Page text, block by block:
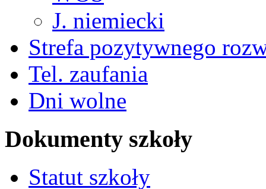
J. niemiecki
Strefa pozytywnego
Tel. zaufania
Dni wolne
Dokumenty szkoły
Statut szkoły